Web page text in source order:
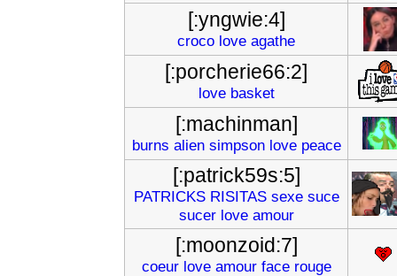
[:yngwie:4]
croco love agathe
[:porcherie66:2]
love basket
[:machinman]
burns alien simpson love peace
[:patrick59s:5]
PATRICKS RISITAS sexe suce
sucer love amour
[:moonzoid:7]
coeur love amour face rouge